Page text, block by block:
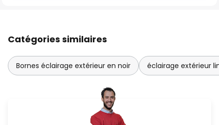
Catégories similaires
Bornes éclairage extérieur en noir éclairage extérieur